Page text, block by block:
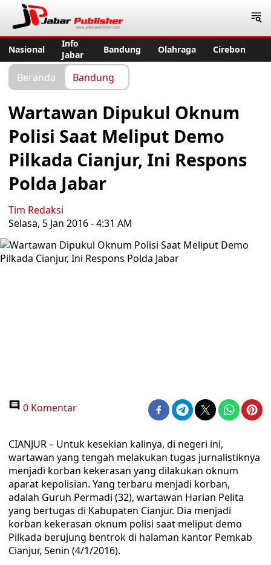
Nasional
Info
Jabar
Bandung Olahraga Cirebon
Beranda Bandung
Wartawan Dipukul Oknum
Polisi Saat Meliput Demo
Pilkada Cianjur, Ini Respons
Polda Jabar
Tim Redaksi
Selasa, 5 Jan 2016 - 4:31 AM
0 Komentar
CIANJUR – Untuk kesekian kalinya, di negeri ini,
wartawan yang tengah melakukan tugas jurnalistiknya
menjadi korban kekerasan yang dilakukan oknum
aparat kepolisian. Yang terbaru menjadi korban,
adalah Guruh Permadi (32), wartawan Harian Pelita
yang bertugas di Kabupaten Cianjur. Dia menjadi
korban kekerasan oknum polisi saat meliput demo
Pilkada berujung bentrok di halaman kantor Pemkab
Cianjur, Senin (4/1/2016).